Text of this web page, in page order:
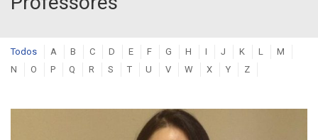
Todos A B C D E F G H I J K L
M
N
O P Q R S T U V W X Y Z